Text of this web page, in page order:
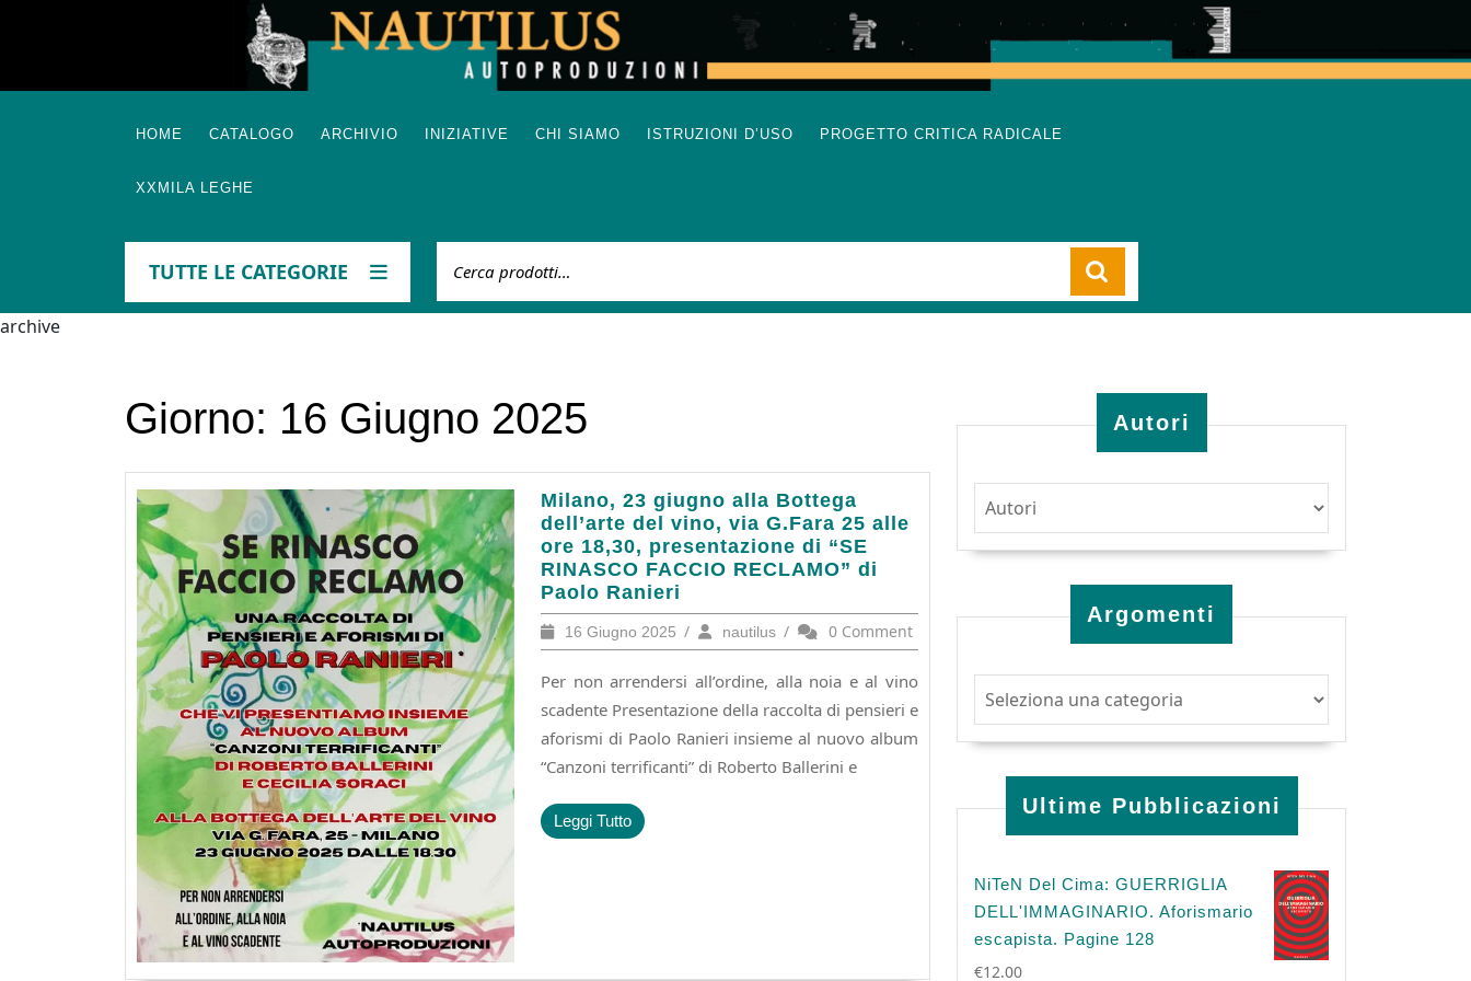
HOME CATALOGO ARCHIVIO INIZIATIVE CHI SIAMO ISTRUZIONI D’USO PROGETTO CRITICA RADICALE
XXMILA LEGHE
TUTTE LE CATEGORIE
archive
Giorno: 16 Giugno 2025
Milano, 23 giugno alla Bottega
dell’arte del vino, via G.Fara 25 alle
ore 18,30, presentazione di “SE
RINASCO FACCIO RECLAMO” di
Paolo Ranieri
Milano,
23
giugno
alla
Bottega
dell’arte
del
via
G.Fara
25
ore
18,30,
presentazione
di
16 Giugno 2025 16
Giugno
2025
/ nautilusnautilus
/ 0 Comment
Per non arrendersi all’ordine, alla noia e al vino
scadente Presentazione della raccolta di pensieri e
aforismi di Paolo Ranieri insieme al nuovo album
“Canzoni terrificanti” di Roberto Ballerini e
Leggi TuttoLeggi
Tutto
Autori
Argomenti
Ultime Pubblicazioni
NiTeN Del Cima: GUERRIGLIA
DELL'IMMAGINARIO. Aforismario
escapista. Pagine 128
€12.00